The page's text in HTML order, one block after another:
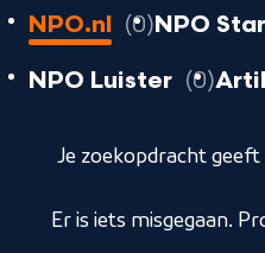
0
resultaten
geladen
NPO.nl 0 NPO
NPO Luister
0
Je zoekopdracht
Er is iets misgegaan.